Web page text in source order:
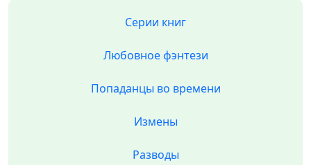
Серии книг
Любовное фэнтези
Попаданцы во времени
Измены
Разводы